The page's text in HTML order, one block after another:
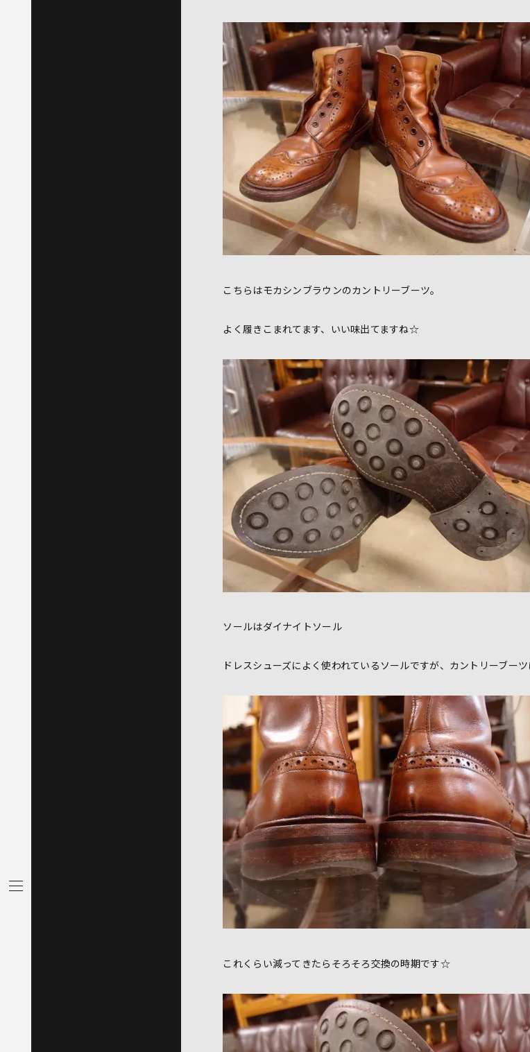
こちらはモカシンブラウンのカントリーブーツ。
よく履きこまれてます、いい味出てますね☆
ソールはダイナイトソール
ドレスシューズによく使われているソールですが、カントリーブー
これくらい減ってきたらそろそろ交換の時期です☆